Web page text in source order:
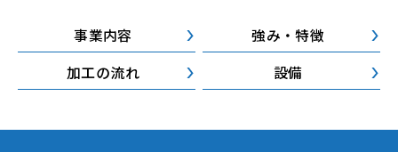
事業内容
強み・特徴
加工の流れ
設備